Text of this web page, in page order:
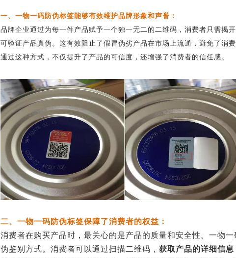
一、一物一码防伪标签能够有效维护品牌形象和声誉：
品牌企业通过为每一件产品赋予一个独一无二的二维码，消费者只需揭
可验证产品真伪。这有效阻止了假冒伪劣产品在市场上流通，避免了消
通过这种方式，不仅提升了产品的可信度，还增强了消费者的信任感。
二、一物一码防伪标签保障了消费者的权益：
消费者在购买产品时，最关心的是产品的质量和安全性。一物
伪鉴别方式。消费者可以通过扫描二维码， 获取产品的详细信